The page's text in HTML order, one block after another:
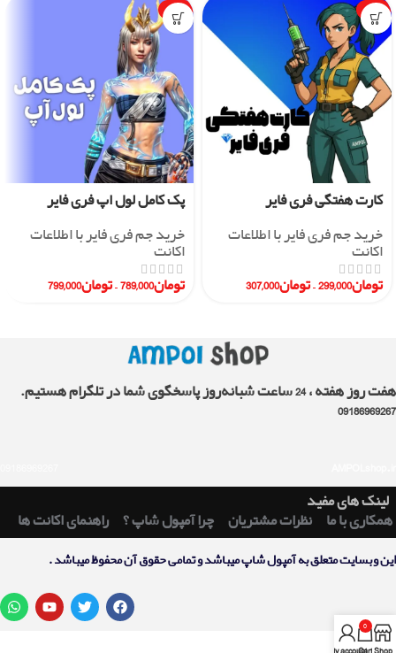
-7%
کارت هفتگی فری فایر
خرید جم فری فایر با اطلاعات
اکانت
تومان299,000
–تومان307,000
-1%
پک کامل لول اپ فری فایر
خرید جم فری فایر با اطلاعات
اکانت
تومان789,000
–تومان799,000
هفت روز هفته ، 24 ساعت شبانه‌روز پاسخگوی شما در تلگرام هستیم.
09186969267
لینک های مفید
همکاری با ما
نظرات مشتریان چرا آمپول شاپ ؟ راهنمای اکانت ها
اين وبسايت متعلق به آمپول شاپ ميباشد و تمامی حقوق آن محفوظ ميباشد .
0